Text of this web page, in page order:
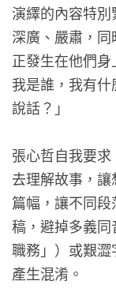
演繹的內容特
深廣、嚴肅，
正發生在他們身
我是誰，我有
說話？」
張心哲自我要
去理解故事，
篇幅，讓不同
稿，避掉多義
職務」）或艱
產生混淆。